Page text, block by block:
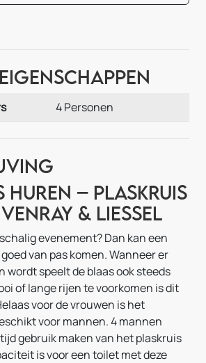
4 Personen
huren – Plaskruis
& Liessel
evenement? Dan kan een
van pas komen. Wanneer er
wordt speelt de blaas ook steeds
of lange rijen te voorkomen is dit
voor de vrouwen is het
voor mannen. 4 mannen
gebruik maken van het plaskruis
is voor een toilet met deze